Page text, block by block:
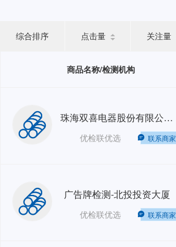
综合排序 点击量 关注量
商品名称/检测机构
珠海双喜电器股份有限公司结构安全评估人力外包-HRO GZ-202605-1
优检联优选 联系商家
广告牌检测-北投投资大厦
优检联优选 联系商家